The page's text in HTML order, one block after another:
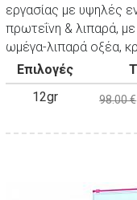
εργασίας με υψηλές
πρωτεΐνη & λιπαρά,
ωμέγα-λιπαρά οξέα,
Επιλογές
12gr
98.00 €